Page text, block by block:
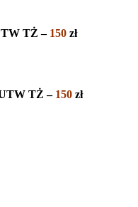
TŻ – 150 zł
UTW TŻ – 150 zł